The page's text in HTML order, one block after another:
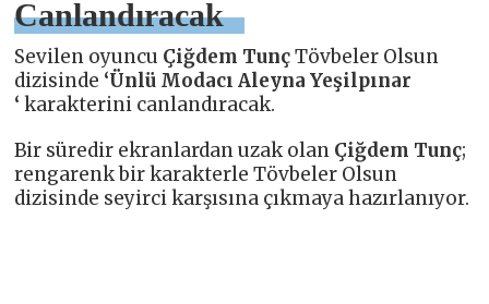
Canlandıracak
Sevilen oyuncu Çiğdem TunçTövbeler Olsun
dizisinde ‘Ünlü Modacı Aleyna Yeşilpınar
‘karakterini canlandıracak.
Bir süredir ekranlardan uzak olan Çiğdem Tunç;
rengarenk bir karakterle Tövbeler Olsun
dizisinde seyirci karşısına çıkmaya hazırlanıyor.